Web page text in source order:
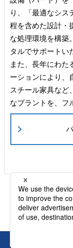
り、「最適なシス
程を含めた設計・
な処理環境を構築
タルでサポートい
また、長年にわた
ーションにより、
スチール家具など
なプラントを、フ